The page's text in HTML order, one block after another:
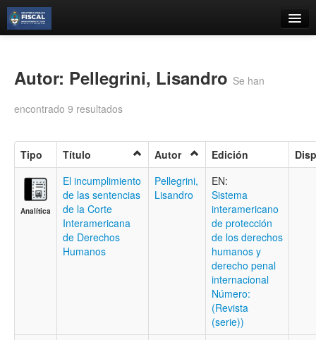
Búsqueda Avanzada
Contacto
Iniciar sesión
Autor: Pellegrini, Lisandro Se han
encontrado 9 resultados
Tipo Título Autor Edición
Analítica
El incumplimiento
de las sentencias
de la Corte
Interamericana
de Derechos
Humanos
Pellegrini,
Lisandro
EN:
Sistema
interamericano
de protección
de los derechos
humanos y
derecho penal
internacional
Número:
(Revista
(serie))